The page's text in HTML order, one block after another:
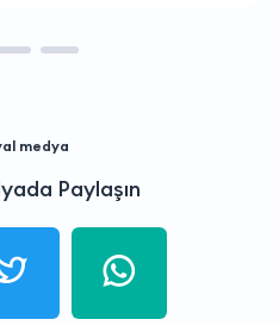
medya
Paylaşın